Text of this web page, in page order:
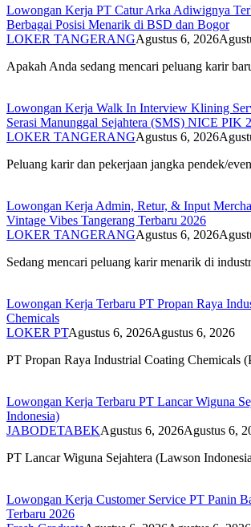
Lowongan Kerja PT Catur Arka Adiwignya
Berbagai Posisi Menarik di BSD dan Bogor
LOKER TANGERANGAgustus 6, 2026
Apakah Anda sedang mencari peluang karir
Lowongan Kerja Walk In Interview Klining
Serasi Manunggal Sejahtera (SMS) NICE PIK
LOKER TANGERANGAgustus 6, 2026
Peluang karir dan pekerjaan jangka pendek/
Lowongan Kerja Admin, Retur, & Input
Vintage Vibes Tangerang Terbaru 2026
LOKER TANGERANGAgustus 6, 2026
Sedang mencari peluang karir menarik di
Lowongan Kerja Terbaru PT Propan Raya
Chemicals
LOKER PTAgustus 6, 2026Agustus 6, 2026
PT Propan Raya Industrial Coating Chemicals
Lowongan Kerja Terbaru PT Lancar Wiguna
Indonesia)
JABODETABEKAgustus 6, 2026Agustus 6,
PT Lancar Wiguna Sejahtera (Lawson
Lowongan Kerja Customer Service PT Panin
Terbaru 2026